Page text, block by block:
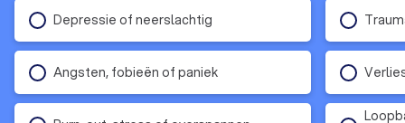
Depressie of neerslachtig
Angsten, fobieën of paniek